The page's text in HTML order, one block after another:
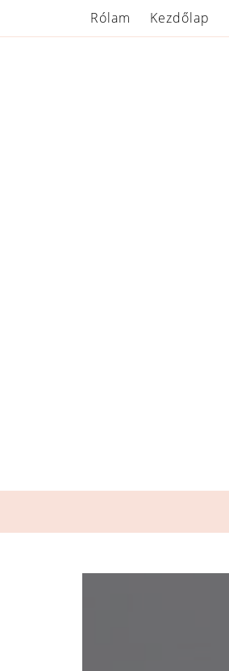
Rólam Kezdőlap